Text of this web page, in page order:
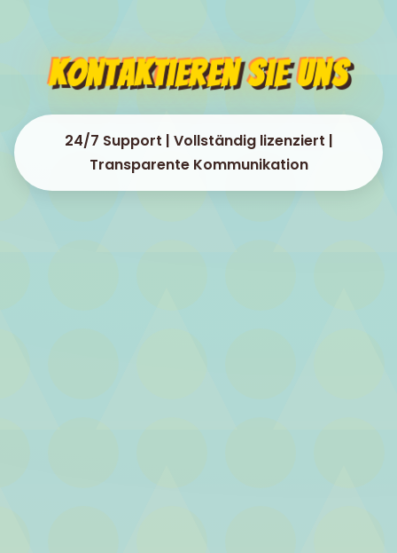
Kontaktieren Sie uns
24/7 Support | Vollständig lizenziert |
Transparente Kommunikation